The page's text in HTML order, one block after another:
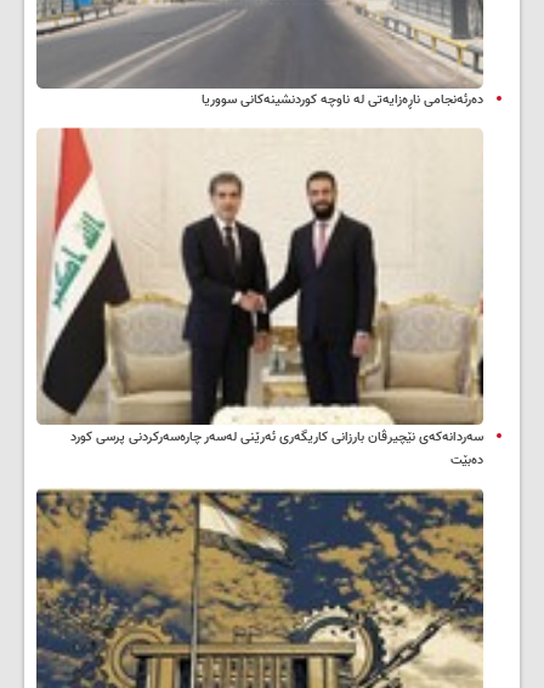
دەرئەنجامی ناڕەزایەتی لە ناوچە کوردنشینەکانی سووریا
سه‌ردانه‌کەی نێچیرڤان بارزانی كاریگه‌ری ئه‌رێنی له‌سه‌ر چاره‌سه‌ركردنی پرسی كورد
ده‌بێت